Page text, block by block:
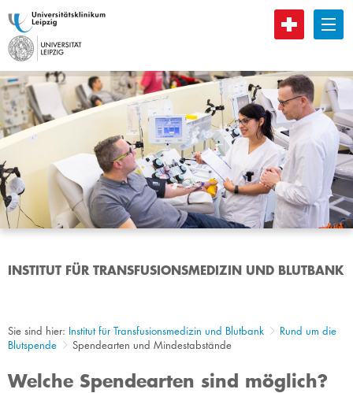
B
INSTITUT FÜR TRANSFUSIONSMEDIZIN UND BLUTBANK
Sie sind hier: Institut für Transfusionsmedizin und Blutbank
Rund um die
Blutspende
Spendearten und Mindestabstände
Welche Spendearten sind möglich?